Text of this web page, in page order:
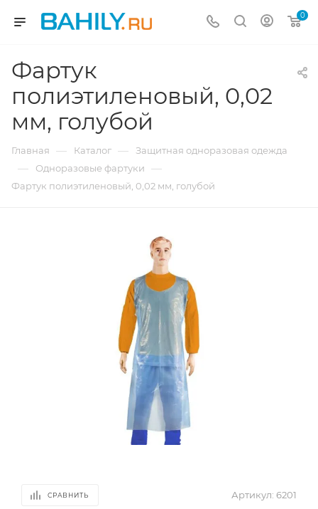
0
Фартук
полиэтиленовый, 0,02
мм, голубой
Главная — Каталог — Защитная одноразовая одежда
— Одноразовые фартуки —
Фартук полиэтиленовый, 0,02 мм, голубой
СРАВНИТЬ Артикул: 6201